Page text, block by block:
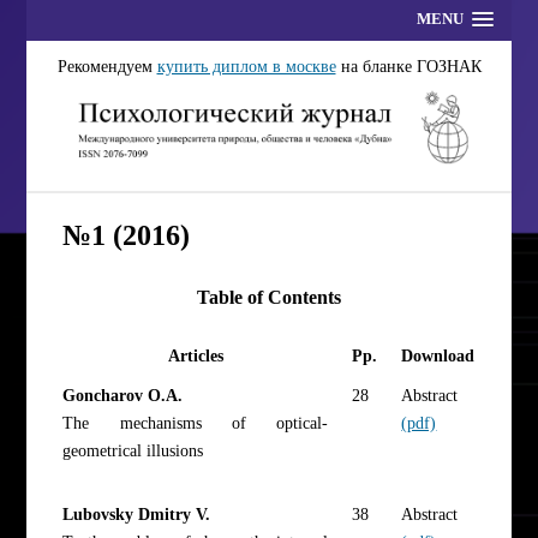
MENU
Рекомендуем купить диплом в москвена бланке ГОЗНАК
№1 (2016)
Table of Contents
Articles Pp. Download
Goncharov O.A.
The mechanisms of optical-
geometrical illusions
28
Abstract
(pdf)
Lubovsky Dmitry V.
38
Abstract